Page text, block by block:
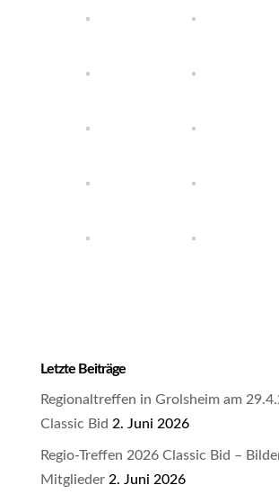
Letzte Beiträge
Regionaltreffen in Grolsheim am
Classic Bid 2. Juni 2026
Regio-Treffen 2026 Classic Bid –
Mitglieder 2. Juni 2026